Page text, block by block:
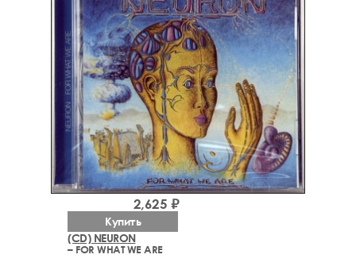
(CD) NEURON
– FOR WHAT WE ARE
2,625 ₽
Купить